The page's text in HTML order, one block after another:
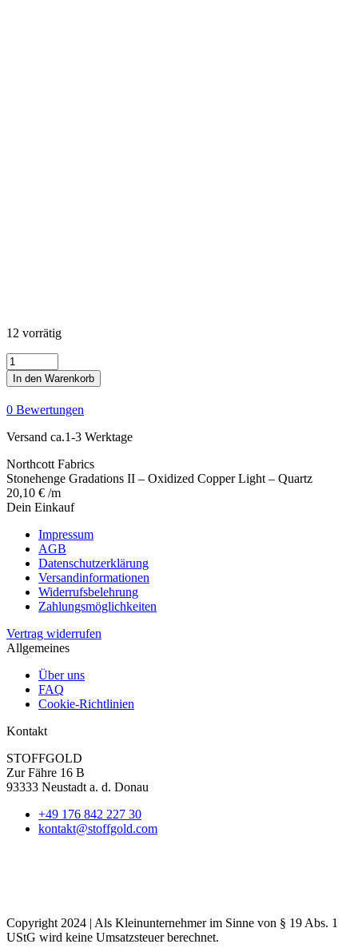
12 vorrätig
Stonehenge
Gradations
II
-
Oxidized
Copper
Light
-
Quartz
Menge
In den Warenkorb
0 Bewertungen
Versand ca.1-3 Werktage
Northcott Fabrics
Stonehenge Gradations II – Oxidized Copper Light – Quartz
20,10 € /m
Dein Einkauf
Impressum
AGB
Datenschutzerklärung
Versandinformationen
Widerrufsbelehrung
Zahlungsmöglichkeiten
Vertrag widerrufen
Allgemeines
Über uns
FAQ
Cookie-Richtlinien
Kontakt
STOFFGOLD
Zur Fähre 16 B
93333 Neustadt a. d. Donau
+49 176 842 227 30
kontakt@stoffgold.com
Copyright 2024 | Als Kleinunternehmer im Sinne von § 19 Abs. 1
UStG wird keine Umsatzsteuer berechnet.